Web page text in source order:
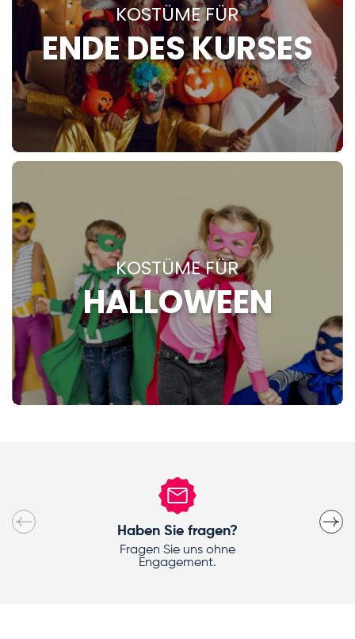
KOSTÜME FÜR
ENDE DES KURSES
KOSTÜME FÜR
HALLOWEEN
Vorherige
Haben Sie fragen?
Fragen Sie uns ohne
Engagement.